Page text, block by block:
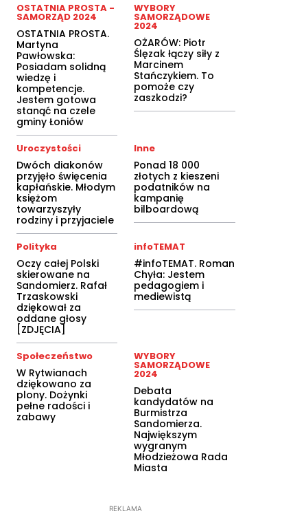
OSTATNIA PROSTA -
SAMORZĄD 2024
OSTATNIA PROSTA.
Martyna
Pawłowska:
Posiadam solidną
wiedzę i
kompetencje.
Jestem gotowa
stanąć na czele
gminy Łoniów
WYBORY
SAMORZĄDOWE
2024
OŻARÓW: Piotr
Ślęzak łączy siły z
Marcinem
Stańczykiem. To
pomoże czy
zaszkodzi?
Uroczystości
Dwóch diakonów
przyjęło święcenia
kapłańskie. Młodym
księżom
towarzyszyły
rodziny i przyjaciele
Inne
Ponad 18 000
złotych z kieszeni
podatników na
kampanię
bilboardową
Polityka
Oczy całej Polski
skierowane na
Sandomierz. Rafał
Trzaskowski
dziękował za
oddane głosy
[ZDJĘCIA]
infoTEMAT
#infoTEMAT. Roman
Chyła: Jestem
pedagogiem i
mediewistą
Społeczeństwo
W Rytwianach
dziękowano za
plony. Dożynki
pełne radości i
zabawy
WYBORY
SAMORZĄDOWE
2024
Debata
kandydatów na
Burmistrza
Sandomierza.
Największym
wygranym
Młodzieżowa Rada
Miasta
REKLAMA